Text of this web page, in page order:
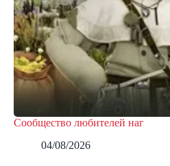
Сообщество любителей наг
04/08/2026